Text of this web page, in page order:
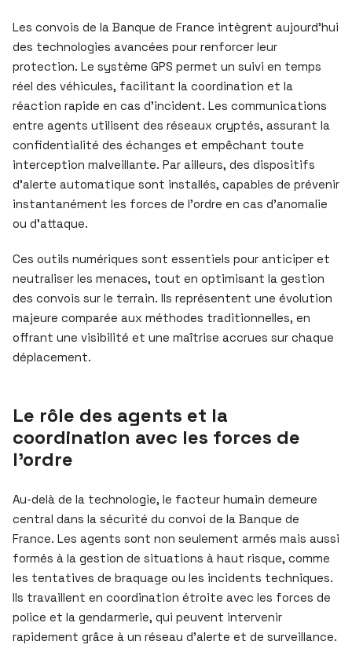
Les convois de la Banque de France intègrent aujourd’hui
des technologies avancées pour renforcer leur
protection. Le système GPS permet un suivi en temps
réel des véhicules, facilitant la coordination et la
réaction rapide en cas d’incident. Les communications
entre agents utilisent des réseaux cryptés, assurant la
confidentialité des échanges et empêchant toute
interception malveillante. Par ailleurs, des dispositifs
d’alerte automatique sont installés, capables de prévenir
instantanément les forces de l’ordre en cas d’anomalie
ou d’attaque.
Ces outils numériques sont essentiels pour anticiper et
neutraliser les menaces, tout en optimisant la gestion
des convois sur le terrain. Ils représentent une évolution
majeure comparée aux méthodes traditionnelles, en
offrant une visibilité et une maîtrise accrues sur chaque
déplacement.
Le rôle des agents et la
coordination avec les forces de
l’ordre
Au-delà de la technologie, le facteur humain demeure
central dans la sécurité du convoi de la Banque de
France. Les agents sont non seulement armés mais aussi
formés à la gestion de situations à haut risque, comme
les tentatives de braquage ou les incidents techniques.
Ils travaillent en coordination étroite avec les forces de
police et la gendarmerie, qui peuvent intervenir
rapidement grâce à un réseau d’alerte et de surveillance.